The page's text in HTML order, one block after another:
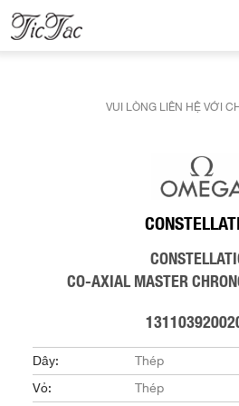
VUI LÒNG LIÊN HỆ VỚI
CO‑AXIAL MASTER
Dây:
Thép
Vỏ:
Thép